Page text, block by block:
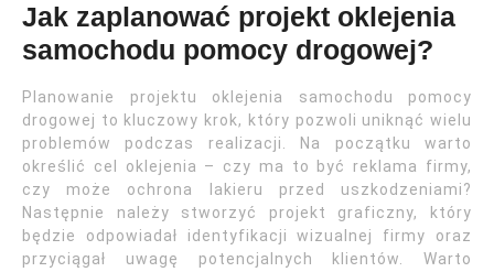
Jak zaplanować projekt oklejenia
samochodu pomocy drogowej?
Planowanie projektu oklejenia samochodu pomocy
drogowej to kluczowy krok, który pozwoli uniknąć wielu
problemów podczas realizacji. Na początku warto
określić cel oklejenia – czy ma to być reklama firmy,
czy może ochrona lakieru przed uszkodzeniami?
Następnie należy stworzyć projekt graficzny, który
będzie odpowiadał identyfikacji wizualnej firmy oraz
przyciągał uwagę potencjalnych klientów. Warto